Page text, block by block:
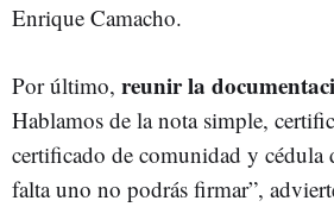
Enrique Camacho.
Por último, reunir la
Hablamos de la nota simple,
certificado de comunidad y cédula
falta uno no podrás firmar”,